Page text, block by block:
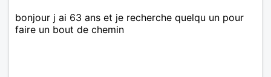
bonjour j ai 63 ans et je recherche quelqu un pour
faire un bout de chemin